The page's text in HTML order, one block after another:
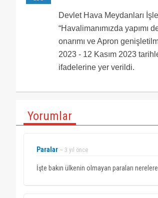
Devlet Hava Meydanları
“Havalimanımızda yapımı
onarımı ve Apron
2023 - 12 Kasım 2023
ifadelerine yer verildi.
Yorumlar
Paralar ~ 3 yıl önce
İşte bakın ülkenin olmayan paraları